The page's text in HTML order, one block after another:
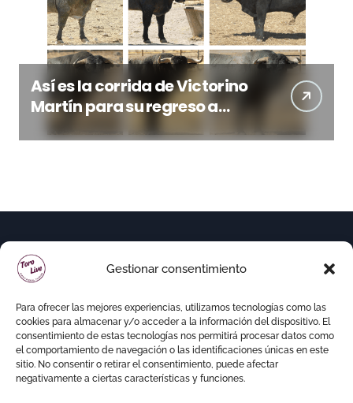
Gestionar consentimiento
Para ofrecer las mejores experiencias, utilizamos tecnologías como las
cookies para almacenar y/o acceder a la información del dispositivo. El
consentimiento de estas tecnologías nos permitirá procesar datos como
el comportamiento de navegación o las identificaciones únicas en este
sitio. No consentir o retirar el consentimiento, puede afectar
negativamente a ciertas características y funciones.
Así es la corrida de Victorino
Martín para su regreso a
Huesca trece años después
(Imágenes)